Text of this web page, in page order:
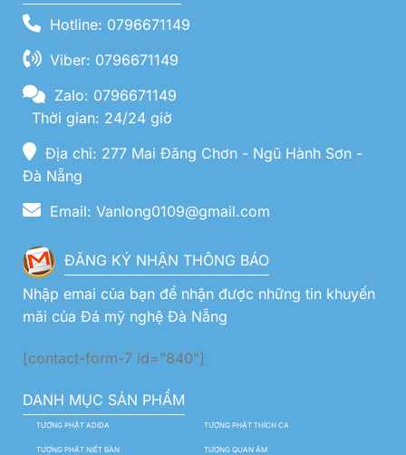
Hotline: 0796671149
Viber: 0796671149
Zalo: 0796671149
Thời gian: 24/24 giờ
Địa chỉ: 277 Mai Đăng Chơn - Ngũ Hành Sơn -
Đà Nẵng
Email: Vanlong0109@gmail.com
ĐĂNG KÝ NHẬN THÔNG BÁO
Nhập emai của bạn để nhận được những tin khuyến
mãi của Đá mỹ nghệ Đà Nẵng
[contact-form-7 id="840"]
DANH MỤC SẢN PHẨM
TƯỢNG PHẬT ADIDA TƯỢNG PHẬT THÍCH CA
TƯỢNG PHẬT NIẾT BÀN TƯỢNG QUAN ÂM